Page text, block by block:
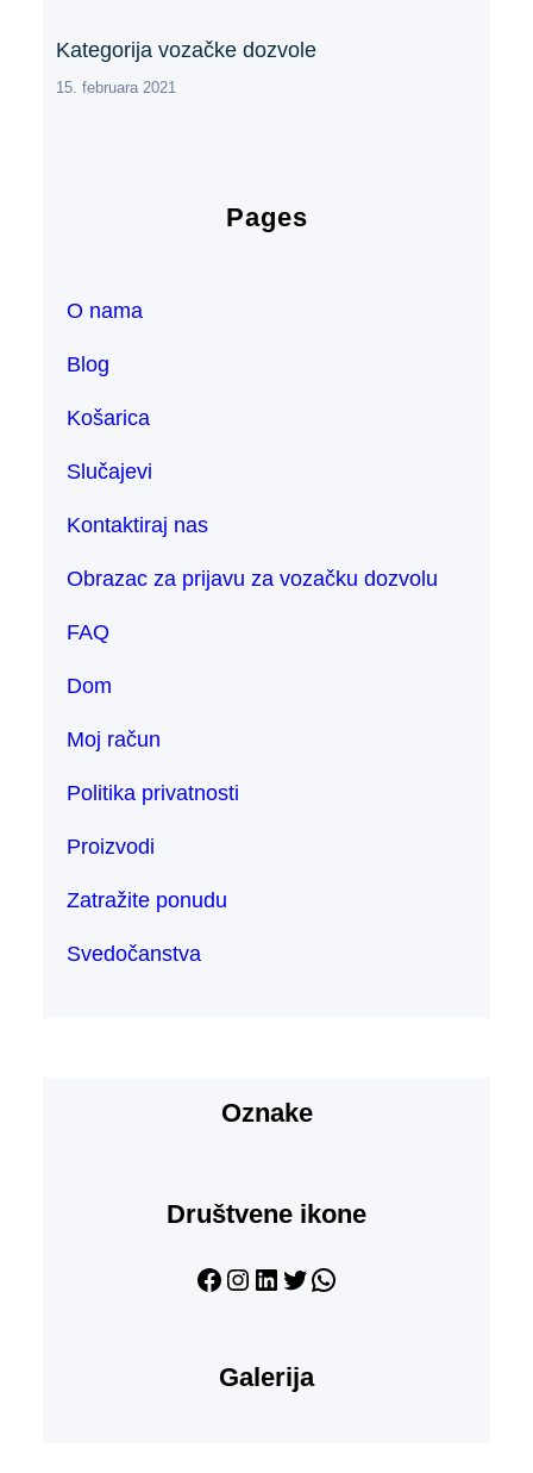
Kategorija vozačke dozvole
15. februara 2021
Pages
O nama
Blog
Košarica
Slučajevi
Kontaktiraj nas
Obrazac za prijavu za vozačku dozvolu
FAQ
Dom
Moj račun
Politika privatnosti
Proizvodi
Zatražite ponudu
Svedočanstva
Oznake
Društvene ikone
Facebook Instagram LinkedIn Twitter WhatsApp
Galerija